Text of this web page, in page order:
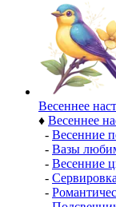
Весеннее
♦ Весеннее
- Весенние
- Вазы
- Весенние
-
-